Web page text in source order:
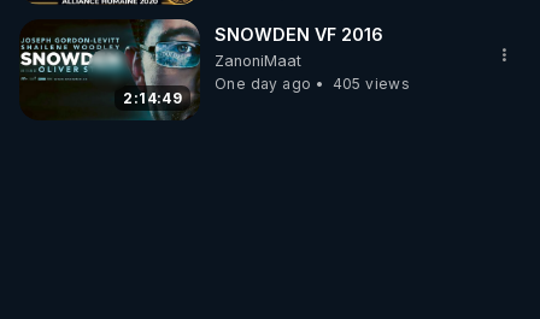
2:14:49
SNOWDEN VF 2016
ZanoniMaat
One day ago
405 views